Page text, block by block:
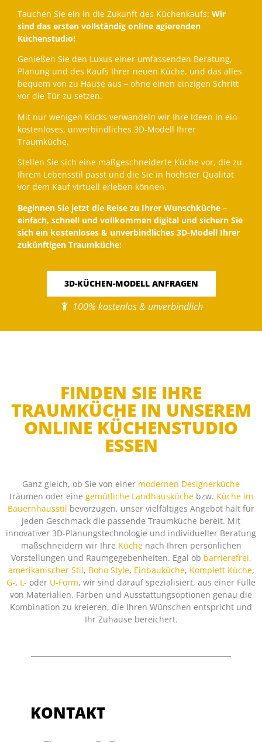
Tauchen Sie ein in die Zukunft des Küchenkaufs: Wir
sind das ersten vollständig online agierenden
Küchenstudio!
Genießen Sie den Luxus einer umfassenden Beratung,
Planung und des Kaufs Ihrer neuen Küche, und das alles
bequem von zu Hause aus – ohne einen einzigen Schritt
vor die Tür zu setzen.
Mit nur wenigen Klicks verwandeln wir Ihre Ideen in ein
kostenloses, unverbindliches 3D-Modell Ihrer
Traumküche.
Stellen Sie sich eine maßgeschneiderte Küche vor, die zu
Ihrem Lebensstil passt und die Sie in höchster Qualität
vor dem Kauf virtuell erleben können.
Beginnen Sie jetzt die Reise zu Ihrer Wunschküche –
einfach, schnell und vollkommen digital und sichern Sie
sich ein kostenloses & unverbindliches 3D-Modell Ihrer
zukünftigen Traumküche:
3D-KÜCHEN-MODELL ANFRAGEN
100% kostenlos & unverbindlich
FINDEN SIE IHRE
TRAUMKÜCHE IN UNSEREM
ONLINE KÜCHENSTUDIO
ESSEN
Ganz gleich, ob Sie von einer modernen Designerküche
träumen oder eine gemütliche Landhausküchebzw. Küche im
Bauernhausstil bevorzugen, unser vielfältiges Angebot hält für
jeden Geschmack die passende Traumküche bereit. Mit
innovativer 3D-Planungstechnologie und individueller Beratung
maßschneidern wir Ihre Küchenach Ihren persönlichen
Vorstellungen und Raumgegebenheiten. Egal ob barrierefrei,
amerikanischer Stil, Boho Style, Einbauküche, Komplett Küche,
G-, L- oder U-Form, wir sind darauf spezialisiert, aus einer Fülle
von Materialien, Farben und Ausstattungsoptionen genau die
Kombination zu kreieren, die Ihren Wünschen entspricht und
Ihr Zuhause bereichert.
KONTAKT